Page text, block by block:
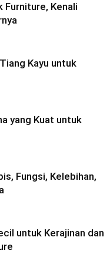
Furniture, Kenali
Kayu untuk
yang Kuat untuk
Fungsi, Kelebihan,
untuk Kerajinan dan